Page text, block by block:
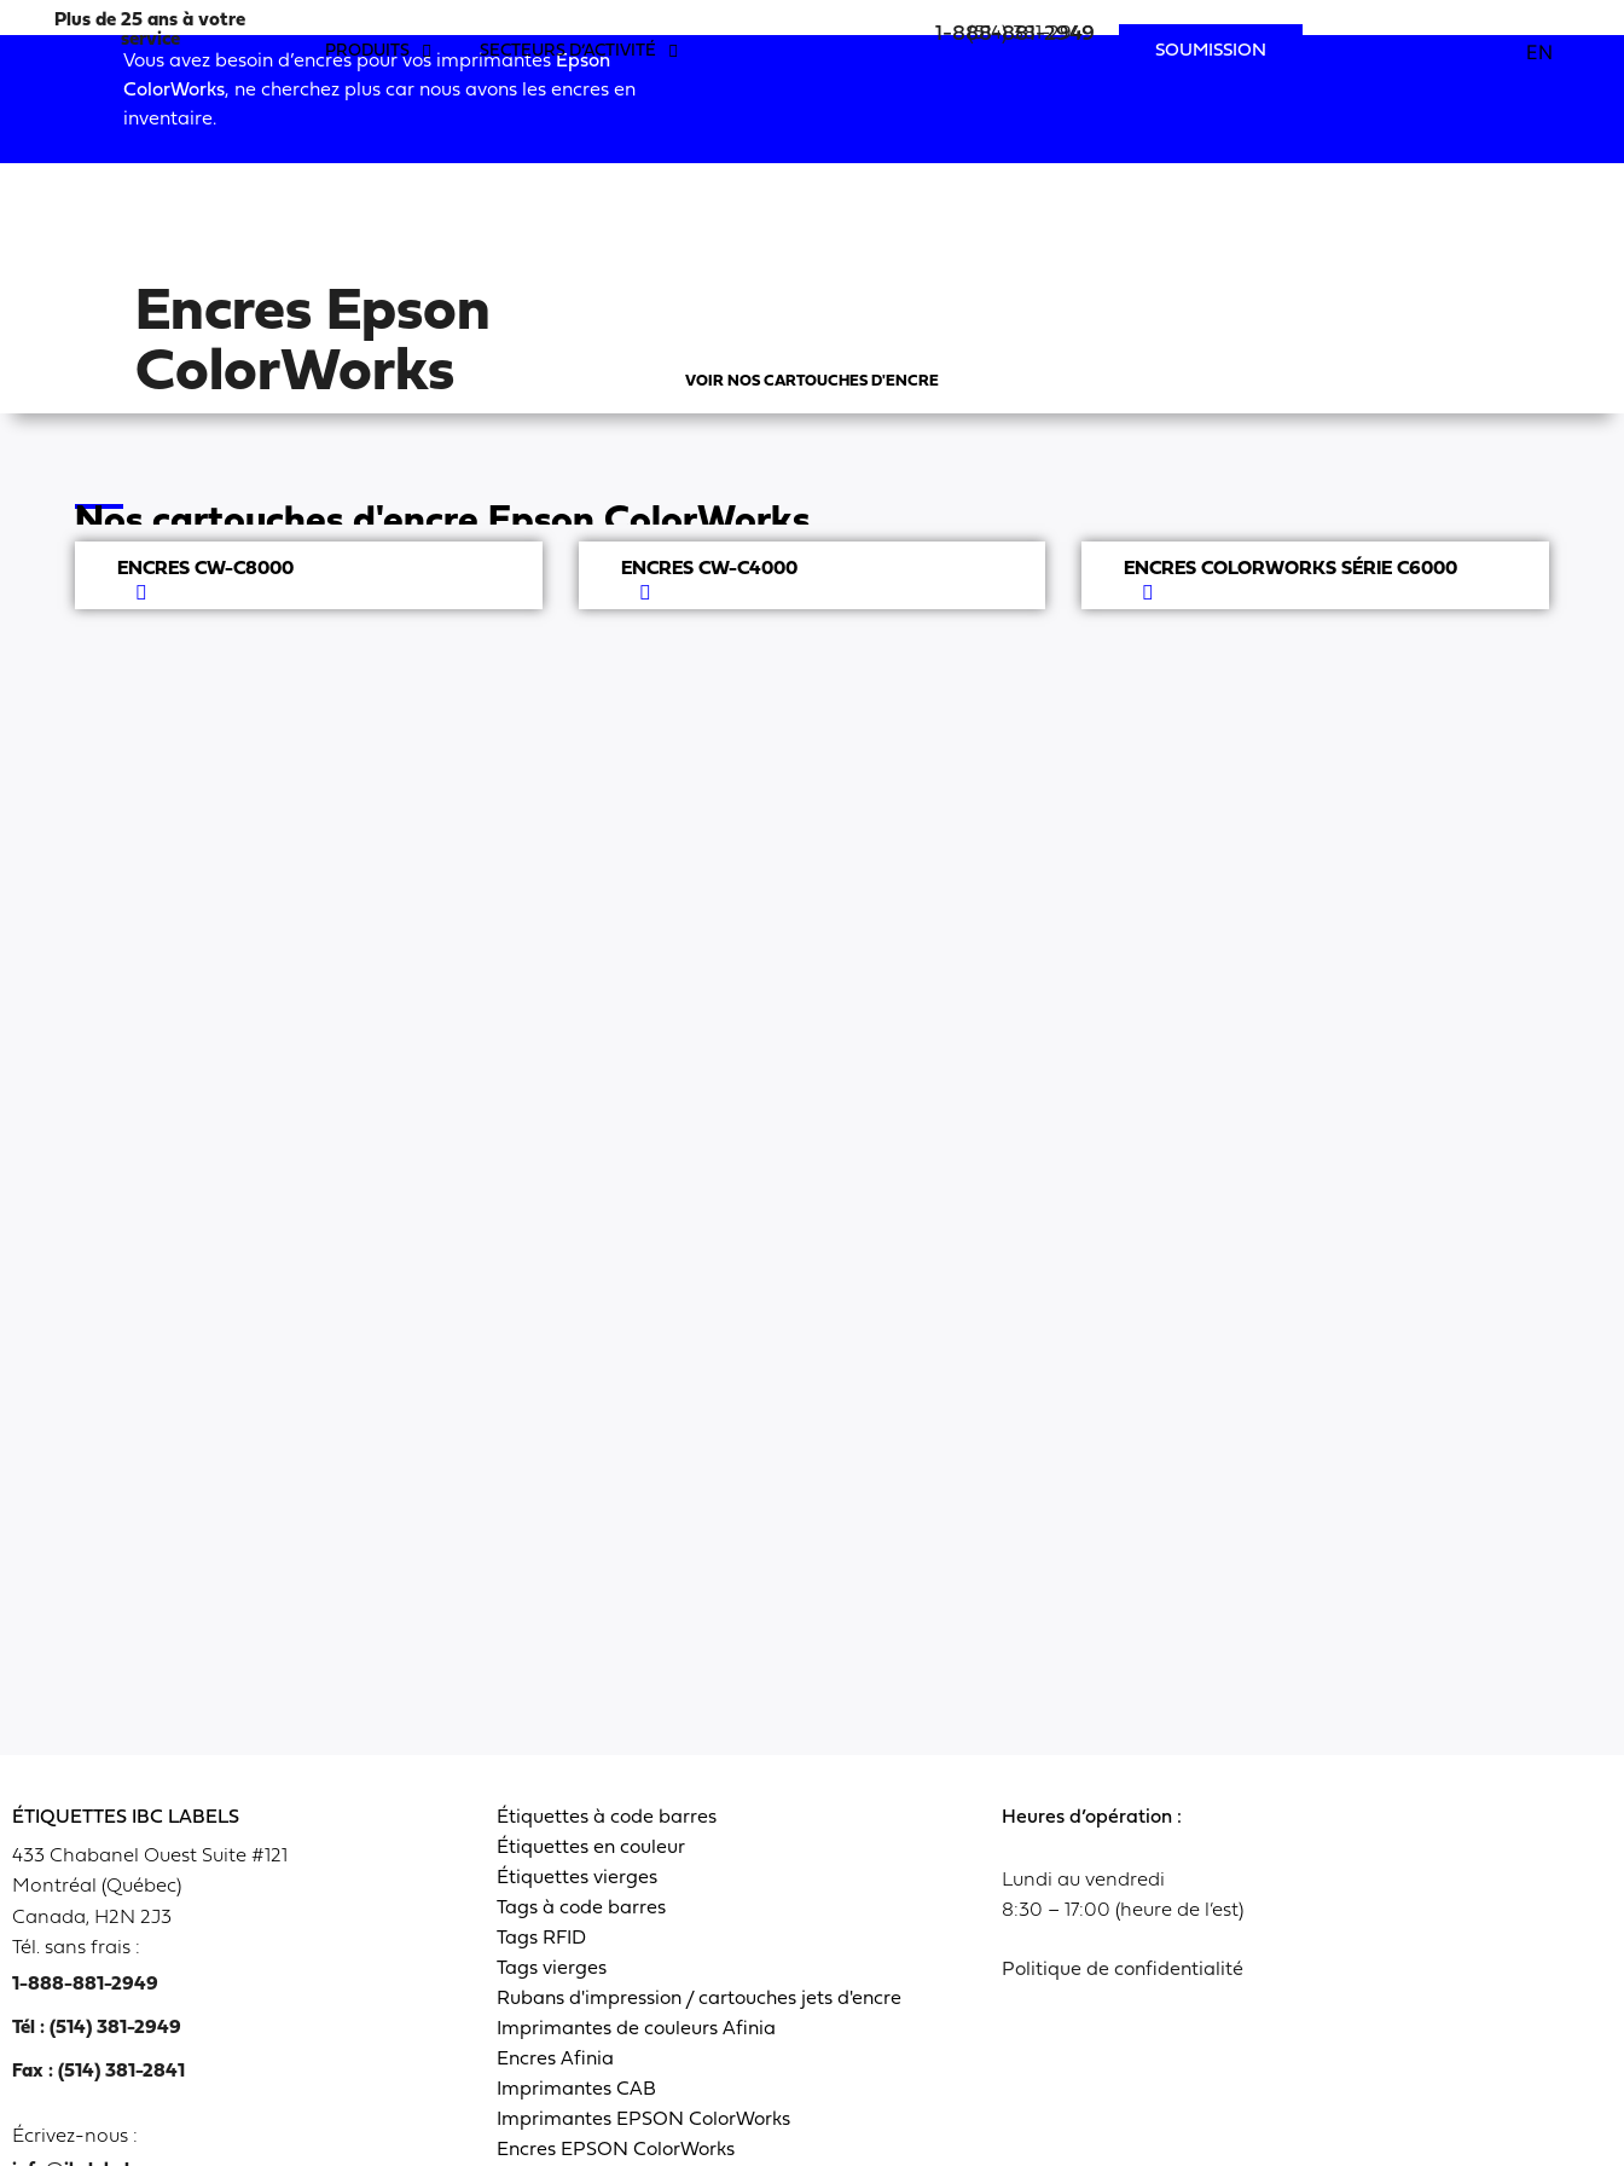
Plus de 25 ans à votre
service
PRODUITS SECTEURS D’ACTIVITÉ
1-888-881-2949
(514) 381-2949
SOUMISSION EN
Encres Epson
ColorWorks
Vous avez besoin d’encres pour vos imprimantesEpson
ColorWorks, ne cherchez plus car nous avons les encres en
inventaire.
VOIR NOS CARTOUCHES D'ENCRE
Nos cartouches d'encre Epson ColorWorks
ENCRES CW-C8000 ENCRES CW-C4000 ENCRES COLORWORKS SÉRIE C6000
ÉTIQUETTES IBC LABELS
433 Chabanel Ouest Suite #121
Montréal (Québec)
Canada, H2N 2J3
Tél. sans frais :
1-888-881-2949
Tél : (514) 381-2949
Fax : (514) 381-2841
Écrivez-nous :
Étiquettes à code barres
Étiquettes en couleur
Étiquettes vierges
Tags à code barres
Tags RFID
Tags vierges
Rubans d'impression / cartouches jets d'encre
Imprimantes de couleurs Afinia
Encres Afinia
Imprimantes CAB
Imprimantes EPSON ColorWorks
Encres EPSON ColorWorks
Heures d’opération :
Lundi au vendredi
8:30 – 17:00 (heure de l’est)
Politique de confidentialité